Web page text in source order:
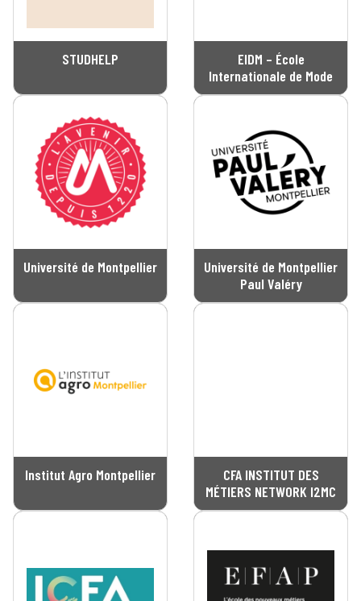
STUDHELP
EIDM – École
Internationale de Mode
Université de Montpellier
Université de Montpellier
Paul Valéry
Institut Agro Montpellier
CFA INSTITUT DES
MÉTIERS NETWORK I2MC